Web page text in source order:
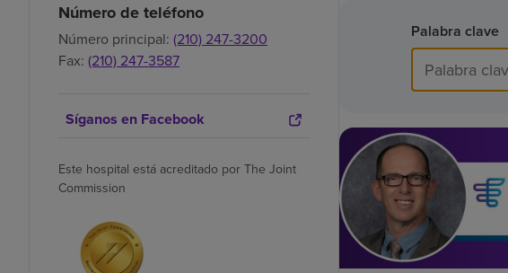
Número de teléfono
Número principal: (210) 247-3200
Fax: (210) 247-3587
Síganos en Facebook
Este hospital está acreditado por The Joint
Commission
Palabra clave